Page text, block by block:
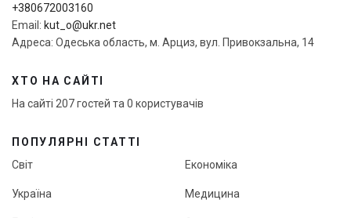
+380672003160
Email: kut_o@ukr.net
Адреса: Одеська область, м. Арциз, вул. Привокзальна, 14
ХТО НА САЙТІ
На сайті 207 гостей та 0 користувачів
ПОПУЛЯРНІ СТАТТІ
Світ
Україна
Економіка
Медицина